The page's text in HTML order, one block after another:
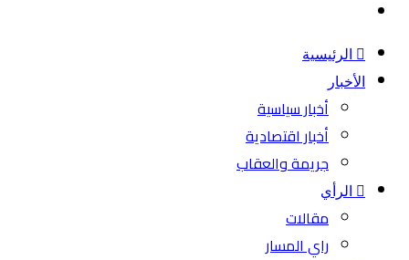
الرئيسية
الأخبار
أخبار سياسية
أخبار اقتصادية
جريمة والعقاب
الرأي
مقالات
راي المسار